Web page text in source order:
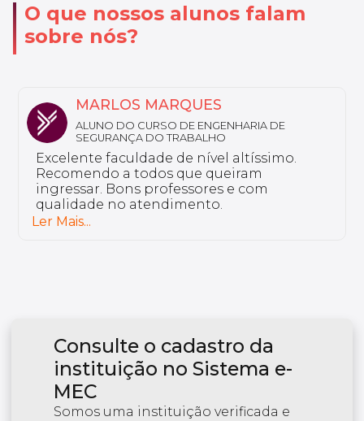
O que nossos alunos falam
sobre nós?
NATHALY
ALUNA DO CURSO DE FARMÁCIA ESTÉTICA
Sou aluno da Unyleya da pós-graduação
em Saúde do Idoso e Gerontologia. Não
tenho nada a reclamar, a instituição é
excelente e tem professores bem
preparados.
Ler Mais...
Consulte o cadastro da
instituição no Sistema e-
MEC
Somos uma instituição verificada e